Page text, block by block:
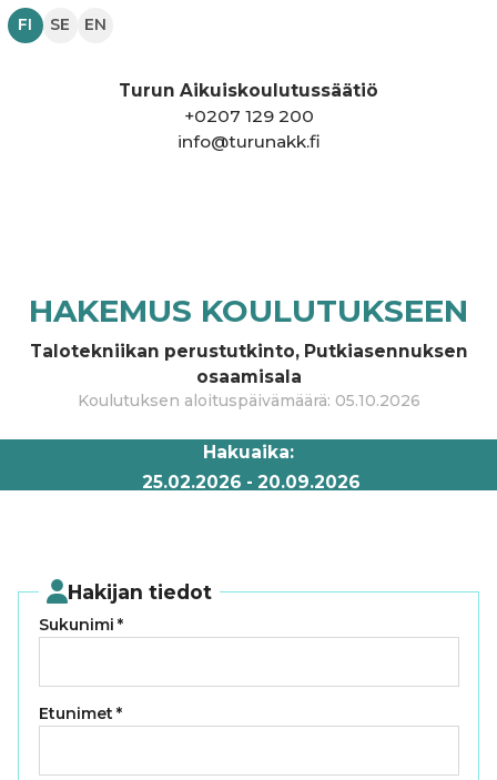
FI SE EN
HAKEMUS KOULUTUKSEEN
Talotekniikan perustutkinto, Putkiasennuksen
osaamisala
Koulutuksen aloituspäivämäärä: 05.10.2026
Turun Aikuiskoulutussäätiö
+0207 129 200
info@turunakk.fi
Hakuaika:
25.02.2026 - 20.09.2026
Hakijan tiedot
Sukunimi *
Etunimet *